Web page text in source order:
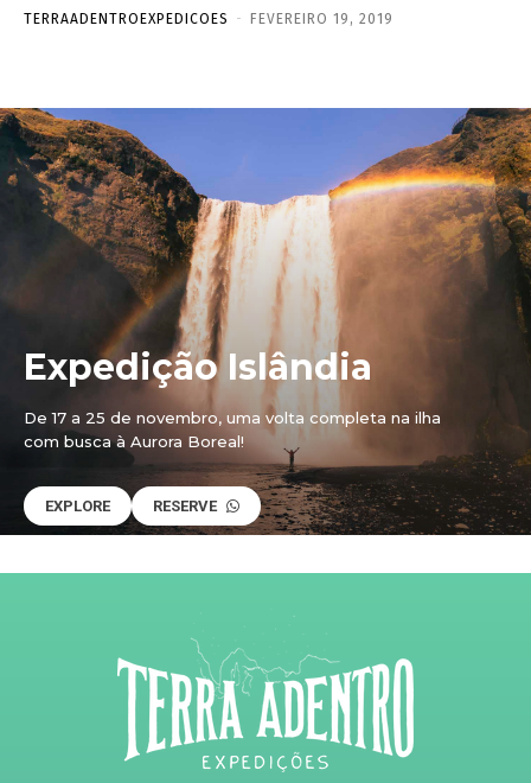
TERRAADENTROEXPEDICOES - FEVEREIRO 19, 2019
Expedição Islândia
De 17 a 25 de novembro, uma volta completa na ilha
com busca à Aurora Boreal!
EXPLORE RESERVE